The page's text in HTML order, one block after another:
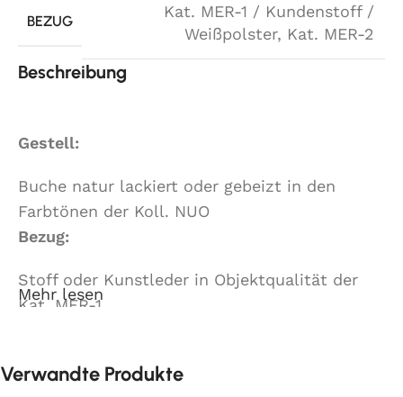
BEZUG
Kat. MER-1 / Kundenstoff /
Weißpolster, Kat. MER-2
Beschreibung
Gestell:
Buche natur lackiert oder gebeizt in den
Farbtönen der Koll. NUO
Bezug:
Stoff oder Kunstleder in Objektqualität der
Kat. MER-1
Mehr lesen
Verwandte Produkte